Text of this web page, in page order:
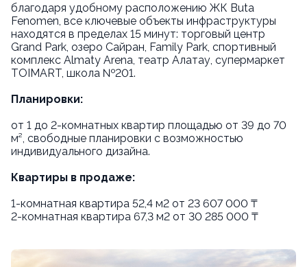
благодаря удобному расположению ЖК Buta
Fenomen, все ключевые объекты инфраструктуры
находятся в пределах 15 минут: торговый центр
Grand Park, озеро Сайран, Family Park, спортивный
комплекс Almaty Arena, театр Алатау, супермаркет
TOIMART, школа №201.
Планировки:
от 1 до 2-комнатных квартир площадью от 39 до 70
м², свободные планировки с возможностью
индивидуального дизайна.
Квартиры в продаже:
1-комнатная квартира 52,4 м2 от 23 607 000 ₸
2-комнатная квартира 67,3 м2 от 30 285 000 ₸